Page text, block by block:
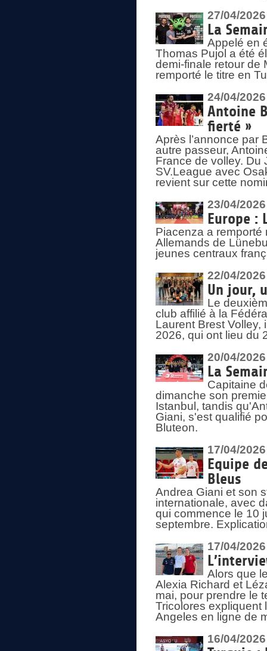
27/04/2026
La
Appelé en
Thomas Pujol a été
demi-finale retour de
remporté le titre en
24/04/2026
Antoine
fierté »
Après l’annonce par
autre passeur,
France de volley. Du
SV.League avec
revient sur cette
23/04/2026
Europe :
Piacenza a remporté
Allemands de
jeunes centraux
22/04/2026
Un jour,
Le
club affilié à la
Laurent Brest Volley,
2026, qui ont lieu du
20/04/2026
La
Capitaine
dimanche son
Istanbul, tandis
Giani, s'est qualifié
Bluteon.
17/04/2026
Equipe
Bleus
Andrea Giani et son
internationale, avec
qui commence le 10
septembre.
17/04/2026
Alors que
Alexia Richard et
mai, pour prendre le
Tricolores expliquent
Angeles en ligne de
16/04/2026